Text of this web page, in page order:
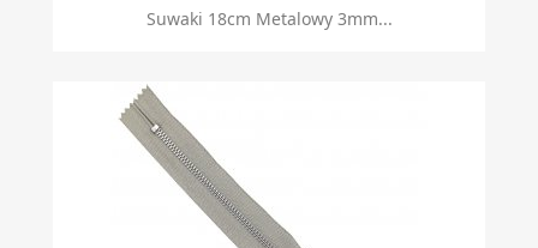
Suwaki 18cm Metalowy 3mm...